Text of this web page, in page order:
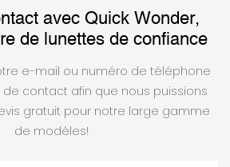
avec Quick Wonder,
de lunettes de confiance
e-mail ou numéro de téléphone
contact afin que nous puissions
gratuit pour notre large gamme
de modèles!